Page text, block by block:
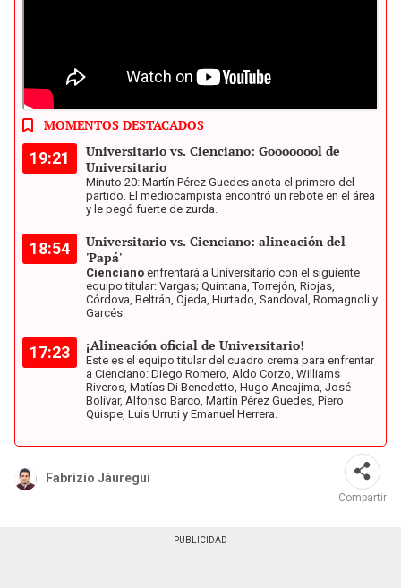
Universitario se puso adelante en el primer tiempo con gol de
Martín Pérez Guedes. Foto: Cienciano
MOMENTOS DESTACADOS
19:21
Universitario vs. Cienciano: Goooooool de
Universitario
Minuto 20: Martín Pérez Guedes anota el primero del
partido. El mediocampista encontró un rebote en el área
y le pegó fuerte de zurda.
18:54
Universitario vs. Cienciano: alineación del
'Papá'
Cienciano enfrentará a Universitario con el siguiente
equipo titular: Vargas; Quintana, Torrejón, Riojas,
Córdova, Beltrán, Ojeda, Hurtado, Sandoval, Romagnoli y
Garcés.
17:23 ¡Alineación oficial de Universitario!
Este es el equipo titular del cuadro crema para enfrentar
a Cienciano: Diego Romero, Aldo Corzo, Williams
Riveros, Matías Di Benedetto, Hugo Ancajima, José
Bolívar, Alfonso Barco, Martín Pérez Guedes, Piero
Quispe, Luis Urruti y Emanuel Herrera.
Fabrizio Jáuregui
Compartir